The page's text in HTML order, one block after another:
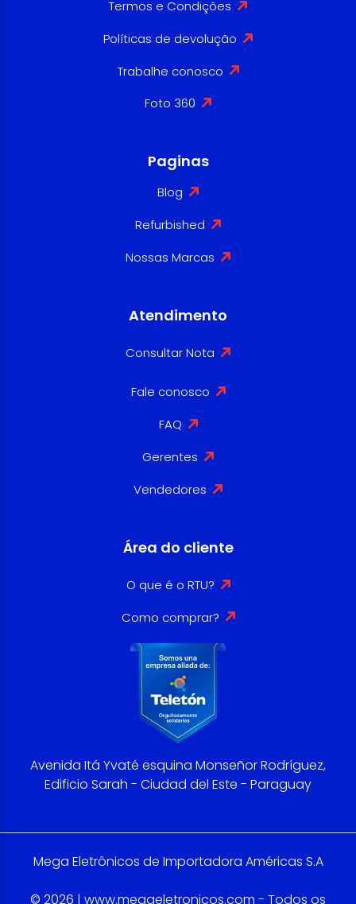
Termos e Condições
Políticas de devolução
Trabalhe conosco
Foto 360
Paginas
Blog
Refurbished
Nossas Marcas
Atendimento
Consultar Nota
Fale conosco
FAQ
Gerentes
Vendedores
Área do cliente
O que é o RTU?
Como comprar?
Avenida Itá Yvaté esquina Monseñor Rodríguez,
Edificio Sarah - Ciudad del Este - Paraguay
Mega Eletrônicos de Importadora Américas S.A
© 2026 | www.megaeletronicos.com - Todos os